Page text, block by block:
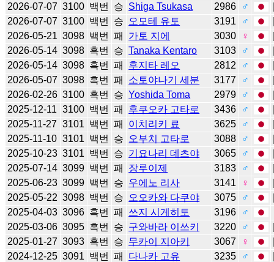
2026-07-07 3100 백번 승 Shiga Tsukasa 2986 ♂
2026-07-07 3100 백번 승 오모테 유토 3191 ♂
2026-05-21 3098 백번 패 가토 지에 3030 ♀
2026-05-14 3098 흑번 승 Tanaka Kentaro 3103 ♂
2026-05-14 3098 흑번 패 후지타 레오 2812 ♂
2026-05-07 3098 흑번 패 소토야나기 세분 3177 ♂
2026-02-26 3100 흑번 승 Yoshida Toma 2979 ♂
2025-12-11 3100 백번 패 후쿠오카 고타로 3436 ♂
2025-11-27 3101 백번 패 이치리키 료 3625 ♂
2025-11-10 3101 백번 승 오부치 고타로 3088 ♂
2025-10-23 3101 백번 승 기요나리 데츠야 3065 ♂
2025-07-14 3099 백번 패 장루이제 3183 ♂
2025-06-23 3099 백번 승 우에노 리사 3141 ♀
2025-05-22 3098 백번 승 오오카와 다쿠야 3075 ♂
2025-04-03 3096 흑번 패 쓰지 시게히토 3196
♂
2025-03-06 3095 흑번 승 구와바라 이쓰키 3220 ♂
2025-01-27 3093 흑번 승 무카이 지아키 3067 ♀
2024-12-25 3091 백번 패 다나카 고유 3235 ♂